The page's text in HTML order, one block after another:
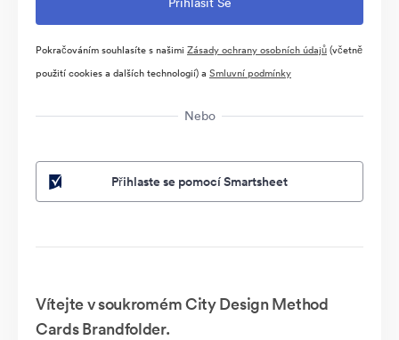
Pokračováním souhlasíte s našimi Zásady ochrany osobních údajů(včetně
použití cookies a dalších technologií) a Smluvní podmínky
Nebo
Přihlaste se pomocí Smartsheet
Vítejte v soukromém City Design Method
Cards Brandfolder.